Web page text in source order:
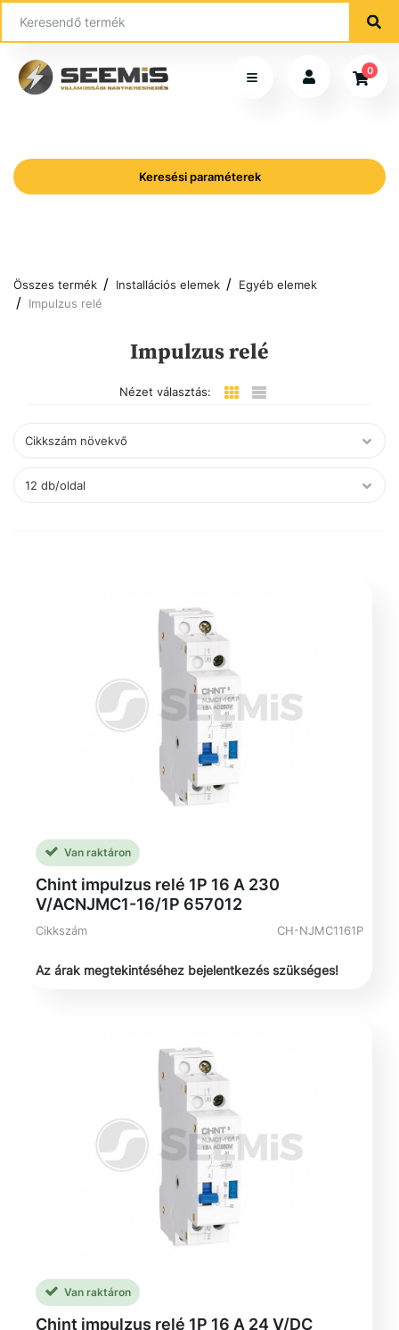
0
Keresési paraméterek
Összes termék Installációs elemek
Egyéb elemek
Impulzus relé
Impulzus relé
Nézet választás:
Van raktáron
Chint impulzus relé 1P 16 A 230
V/ACNJMC1-16/1P 657012
Cikkszám CH-NJMC1161P
Az árak megtekintéséhez bejelentkezés szükséges!
Van raktáron
Chint impulzus relé 1P 16 A 24 V/DC